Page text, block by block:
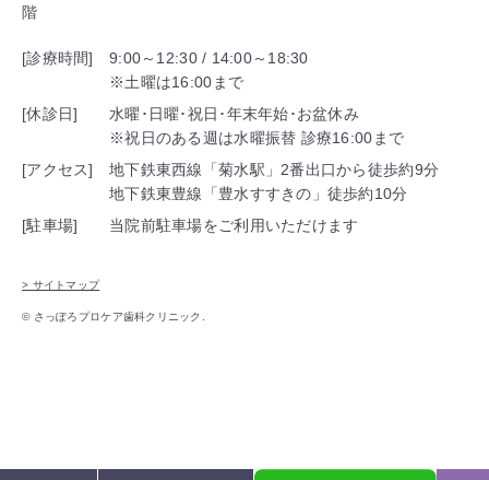
階
[診療時間]
9:00～12:30 / 14:00～18:30
※土曜は16:00まで
[休診日]
水曜･日曜･祝日･年末年始･お盆休み
※祝日のある週は水曜振替 診療16:00まで
[アクセス]
地下鉄東西線「菊水駅」2番出口から徒歩約9分
地下鉄東豊線「豊水すすきの」徒歩約10分
[駐車場]
当院前駐車場をご利用いただけます
> サイトマップ
© さっぽろプロケア歯科クリニック.